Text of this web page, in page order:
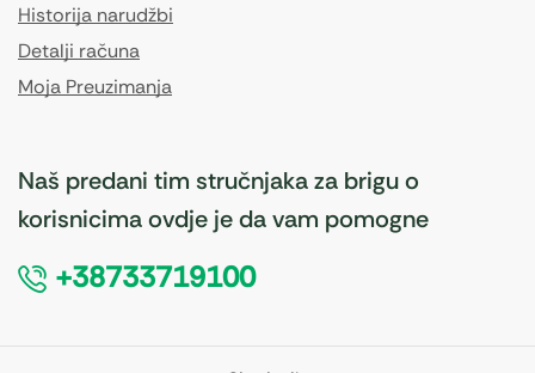
Historija narudžbi
Detalji računa
Moja Preuzimanja
Naš predani tim stručnjaka za brigu o
korisnicima ovdje je da vam pomogne
+38733719100